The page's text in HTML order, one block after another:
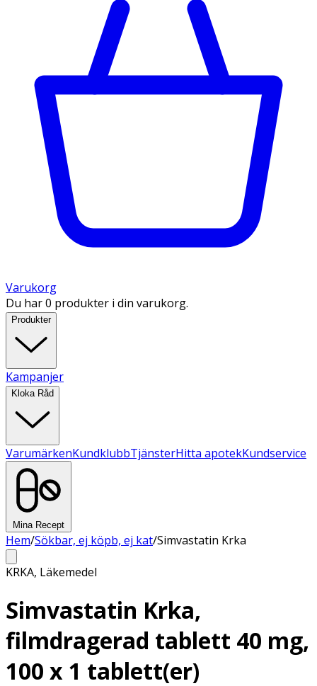
Varukorg
Du har 0 produkter i din varukorg.
Produkter
Kampanjer
Kloka Råd
VarumärkenKundklubbTjänsterHitta apotekKundservice
Mina Recept
Hem/Sökbar, ej köpb, ej kat/Simvastatin Krka
KRKA, Läkemedel
Simvastatin Krka,
filmdragerad tablett 40 mg,
100 x 1 tablett(er)